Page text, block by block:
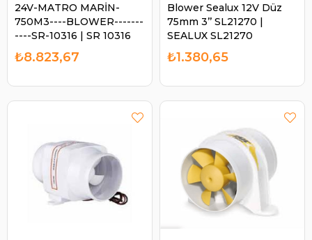
24V-MATRO MARİN-
750M3----BLOWER-------
----SR-10316 | SR 10316
₺8.823,67
Blower Sealux 12V Düz
75mm 3’’ SL21270 |
SEALUX SL21270
₺1.380,65